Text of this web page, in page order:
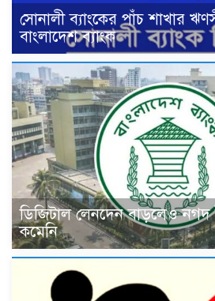
সোনালী ব্যাংকের পাঁচ শাখার
বাংলাদেশ ব্যাংক
ডিজিটাল লেনদেন বাড়লেও নগদ
কমেনি